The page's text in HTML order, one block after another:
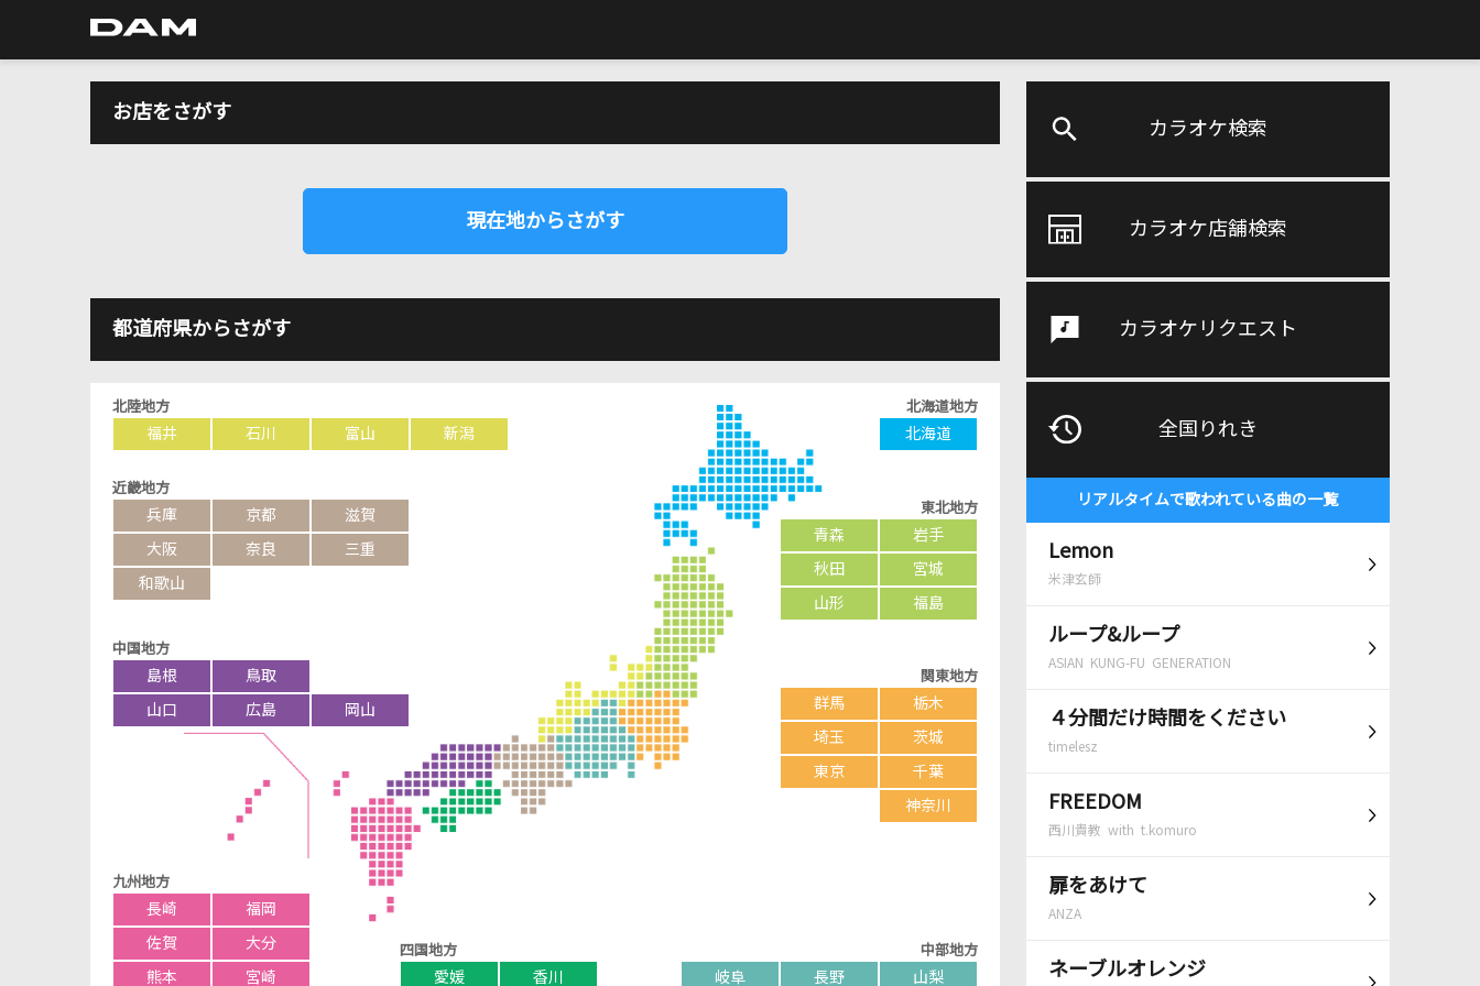
カラオケ検索
カラオケ店舗検索
カラオケリクエスト
全国りれき
リアルタイムで歌われている曲の一覧
Lemon
米津玄師
ループ&ループ
ASIAN KUNG-FU GENERATION
４分間だけ時間をください
timelesz
FREEDOM
西川貴教 with t.komuro
扉をあけて
ANZA
ネーブルオレンジ
お店をさがす
現在地からさがす
都道府県からさがす
北海道地方
北海道
東北地方
青森 岩手
秋田 宮城
山形 福島
関東地方
群馬 栃木
埼玉 茨城
東京 千葉
神奈川
北陸地方
福井 石川 富山 新潟
中部地方
岐阜 長野 山梨
近畿地方
兵庫 京都 滋賀
大阪 奈良 三重
和歌山
中国地方
島根 鳥取
山口 広島 岡山
四国地方
愛媛 香川
九州地方
長崎 福岡
佐賀 大分
熊本 宮崎